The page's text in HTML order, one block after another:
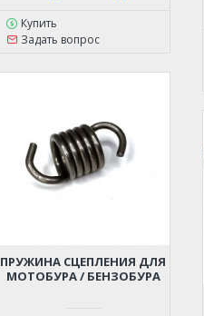
Купить
Задать вопрос
ПРУЖИНА СЦЕПЛЕНИЯ ДЛЯ
МОТОБУРА / БЕНЗОБУРА